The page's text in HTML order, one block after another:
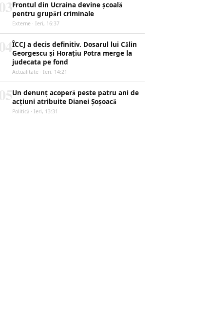
Frontul din Ucraina devine școală
pentru grupări criminale
Externe · Ieri, 16:37
ÎCCJ a decis definitiv. Dosarul lui Călin
Georgescu și Horațiu Potra merge la
judecata pe fond
Actualitate · Ieri, 14:21
Un denunț acoperă peste patru ani de
acțiuni atribuite Dianei Șoșoacă
Politică · Ieri, 13:31